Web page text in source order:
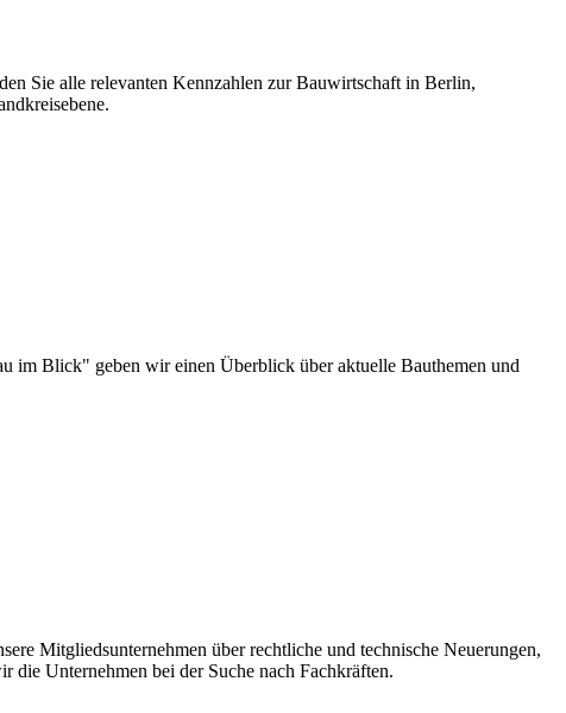
Sie alle relevanten Kennzahlen zur Bauwirtschaft in Berlin,
im Blick" geben wir einen Überblick über aktuelle Bauthemen und
Mitgliedsunternehmen über rechtliche und technische Neuerungen,
Unternehmen bei der Suche nach Fachkräften.